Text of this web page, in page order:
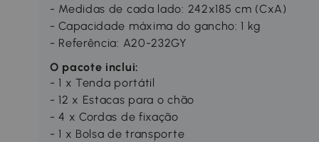
- Medidas de cada lado: 242x185 cm (CxA)
- Capacidade máxima do gancho: 1 kg
- Referência: A20-232GY
O pacote inclui:
- 1 x Tenda portátil
- 12 x Estacas para o chão
- 4 x Cordas de fixação
- 1 x Bolsa de transporte